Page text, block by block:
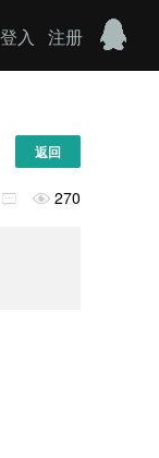
登入 注册
返回
  270